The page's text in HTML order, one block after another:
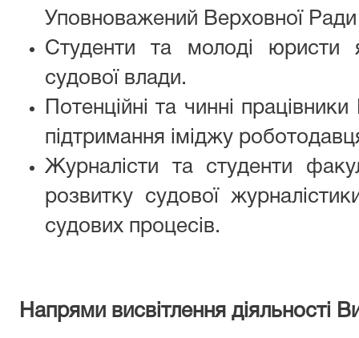
Уповноважений Верховної
Студенти та молоді юристи
судової влади.
Потенційні та чинні
підтримання іміджу
Журналісти та студенти
розвитку судової
судових процесів.
Напрями висвітлення діяльності